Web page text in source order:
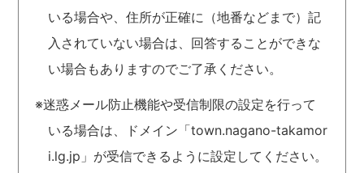
いる場合や、住所が正確に（地番などまで）記
入されていない場合は、回答することができな
い場合もありますのでご了承ください。
※迷惑メール防止機能や受信制限の設定を行って
いる場合は、ドメイン「town.nagano-takamor
i.lg.jp」が受信できるように設定してください。